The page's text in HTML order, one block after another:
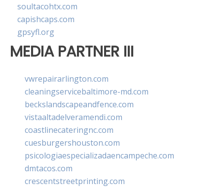
soultacohtx.com
capishcaps.com
gpsyfl.org
MEDIA PARTNER III
vwrepairarlington.com
cleaningservicebaltimore-md.com
beckslandscapeandfence.com
vistaaltadelveramendi.com
coastlinecateringnc.com
cuesburgershouston.com
psicologiaespecializadaencampeche.com
dmtacos.com
crescentstreetprinting.com